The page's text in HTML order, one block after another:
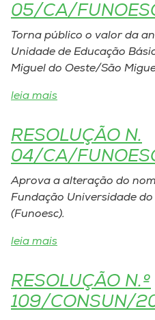
05/CA/
Torna público o valor da
Unidade de Educação
Miguel do Oeste/São
leia mais
RESOLUÇÃO N.
04/CA/
Aprova a alteração do
Fundação Universidade
(Funoesc).
leia mais
RESOLUÇÃO N.º
109/CONSUN/